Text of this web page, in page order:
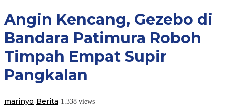
Angin Kencang, Gezebo di
Bandara Patimura Roboh
Timpah Empat Supir
Pangkalan
marinyo-Berita-1.338 views